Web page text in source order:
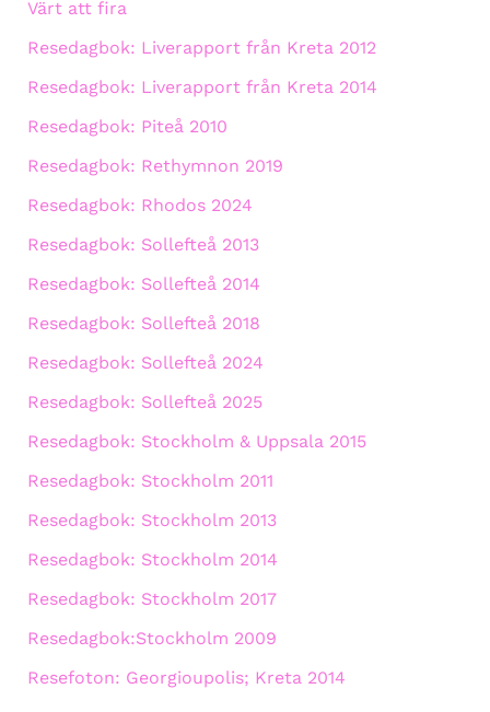
Värt att fira
Resedagbok: Liverapport från Kreta 2012
Resedagbok: Liverapport från Kreta 2014
Resedagbok: Piteå 2010
Resedagbok: Rethymnon 2019
Resedagbok: Rhodos 2024
Resedagbok: Sollefteå 2013
Resedagbok: Sollefteå 2014
Resedagbok: Sollefteå 2018
Resedagbok: Sollefteå 2024
Resedagbok: Sollefteå 2025
Resedagbok: Stockholm & Uppsala 2015
Resedagbok: Stockholm 2011
Resedagbok: Stockholm 2013
Resedagbok: Stockholm 2014
Resedagbok: Stockholm 2017
Resedagbok:Stockholm 2009
Resefoton: Georgioupolis; Kreta 2014